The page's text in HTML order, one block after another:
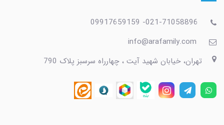
تهران، خیابان شهید آیت ، چهارراه سرسبز پلاک 790